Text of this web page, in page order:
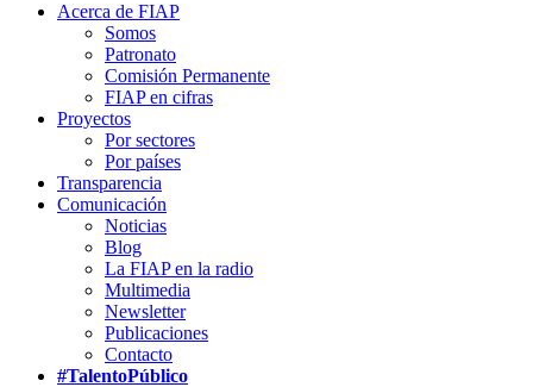
Acerca de FIAP
Somos
Patronato
Comisión Permanente
FIAP en cifras
Proyectos
Por sectores
Por países
Transparencia
Comunicación
Noticias
Blog
La FIAP en la radio
Multimedia
Newsletter
Publicaciones
Contacto
#TalentoPúblico